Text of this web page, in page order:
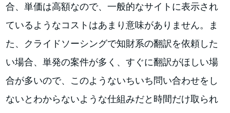
合、単価は高額なので、一般的なサイトに表示され
ているようなコストはあまり意味がありません。ま
た、クライドソーシングで知財系の翻訳を依頼した
い場合、単発の案件が多く、すぐに翻訳がほしい場
合が多いので、このようないちいち問い合わせをし
ないとわからないような仕組みだと時間だけ取られ